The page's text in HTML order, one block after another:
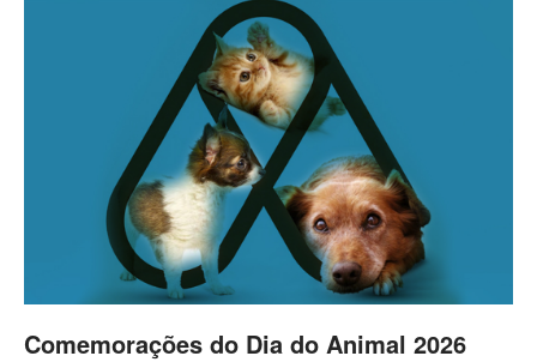
Comemorações do Dia do Animal 2026